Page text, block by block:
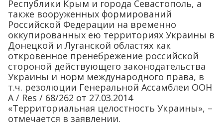
Республики Крым и города Севастополь, а
также вооруженных формирований
Российской Федерации на временно
оккупированных ею территориях Украины в
Донецкой и Луганской областях как
откровенное пренебрежение российской
стороной действующего законодательства
Украины и норм международного права, в
т.ч. резолюции Генеральной Ассамблеи ООН
А / Res / 68/262 от 27.03.2014
«Территориальная целостность Украины», –
отмечается в заявлении.